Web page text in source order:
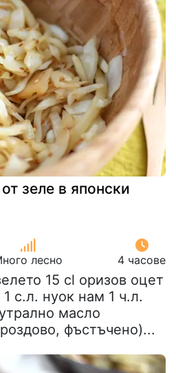
зеле в японски
лесно 4 часове
15 cl оризов оцет
с.л. нуок нам 1 ч.л.
масло
фъстъчено)...